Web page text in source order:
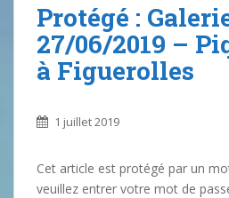
Protégé :
27/06/2019 –
à Figuerolles
1 juillet 2019
Cet article est protégé par un
veuillez entrer votre mot de